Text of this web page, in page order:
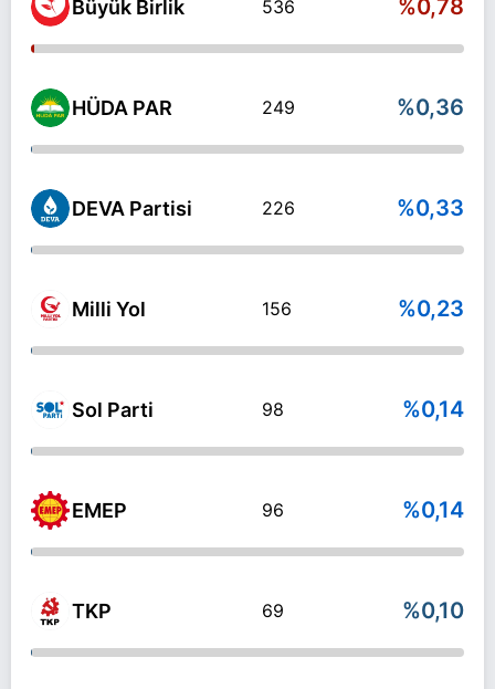
Büyük Birlik 536 %0,78
HÜDA PAR 249 %0,36
DEVA Partisi 226 %0,33
Milli Yol 156 %0,23
Sol Parti 98 %0,14
EMEP 96 %0,14
TKP 69 %0,10